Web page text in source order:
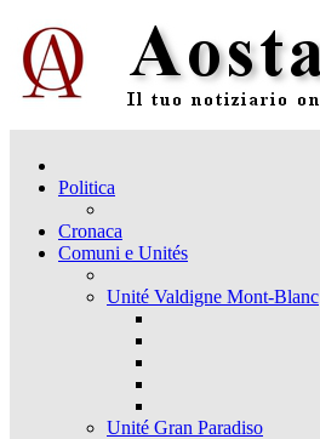
Politica
Cronaca
Comuni e Unités
Unité Valdigne Mont-Blanc
Unité Gran Paradiso